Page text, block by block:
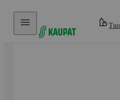
Hyppää sisältöön